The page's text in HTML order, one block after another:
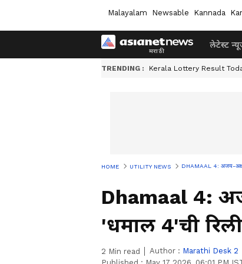
Malayalam Newsable Kannada
लेटेस्ट
TRENDING : Kerala Lottery Result
HOME UTILITY NEWS DHAMAAL 4: अजय-
Dhamaal 4:
'धमाल 4'ची
2 Min read Author : Marathi Desk 2